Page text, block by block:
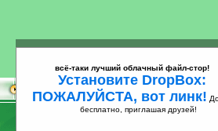
всё-таки лучший облачный файл-стор!
Установите DropBox:
ПОЖАЛУЙСТА, вот линк!
бесплатно, приглашая друзей!